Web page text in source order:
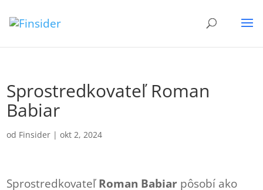
Sprostredkovateľ Roman
Babiar
od Finsider |okt 2, 2024
SprostredkovateľRoman Babiar pôsobí ako